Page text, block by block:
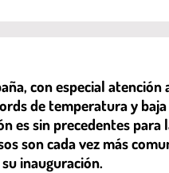
con especial atención
de temperatura y
es sin precedentes
son cada vez más
inauguración.